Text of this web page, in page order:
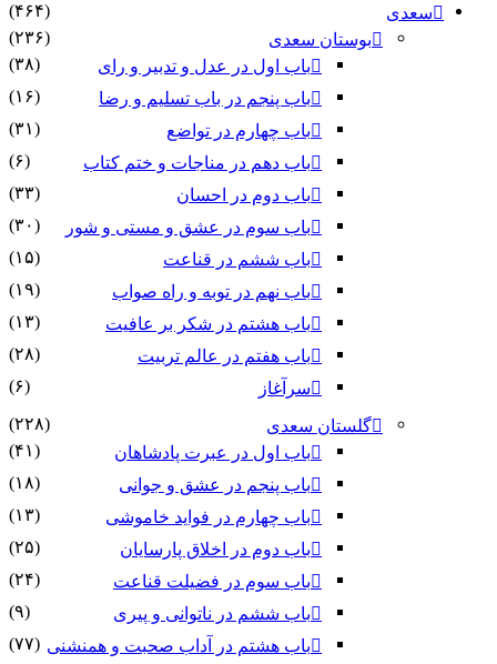
سعدی
(۴۶۴)
بوستان سعدی
(۲۳۶)
باب اول در عدل و تدبیر و رای
(۳۸)
باب پنجم در باب تسلیم و رضا
(۱۶)
باب چهارم در تواضع
(۳۱)
باب دهم در مناجات و ختم کتاب
(۶)
باب دوم در احسان
(۳۳)
باب سوم در عشق و مستی و شور
(۳۰)
باب ششم در قناعت
(۱۵)
باب نهم در توبه و راه صواب
(۱۹)
باب هشتم در شکر بر عافیت
(۱۳)
باب هفتم در عالم تربیت
(۲۸)
سرآغاز
(۶)
گلستان سعدی
(۲۲۸)
باب اول در عبرت پادشاهان
(۴۱)
باب پنجم در عشق و جوانى
(۱۸)
باب چهارم در فواید خاموشى
(۱۳)
باب دوم در اخلاق پارسایان
(۲۵)
باب سوم در فضیلت قناعت
(۲۴)
باب ششم در ناتوانى و پیرى
(۹)
باب هشتم در آداب صحبت و همنشنى (۷۷)